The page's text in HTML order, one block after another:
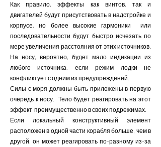
Как правило, эффекты как винтов, так и
двигателей будут присутствовать в надстройке и
корпусе, но более высокие гармоники или
последовательности будут быстро исчезать по
мере увеличения расстояния от этих источников.
На носу, вероятно, будет мало индикации из
любого источника, если режим лодки не
конфликтует с одним из предупреждений.
Силы с моря должны быть приложены в первую
очередь к носу. Тело будет реагировать на этот
эффект преимущественно в своих подрежимах.
Если локальный конструктивный элемент
расположен в одной части корабля больше, чем в
другой, он может реагировать по-разному из-за